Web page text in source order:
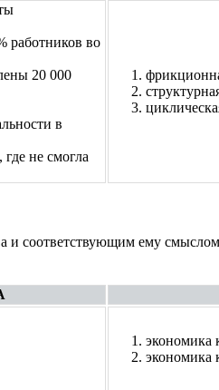
работников во
20 000
в
не смогла
и соответствующим ему
экономика
экономика